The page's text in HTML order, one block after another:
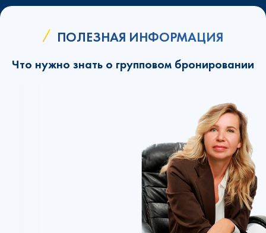
ПОЛЕЗНАЯ ИНФОРМАЦИЯ
Что нужно знать о групповом бронировании